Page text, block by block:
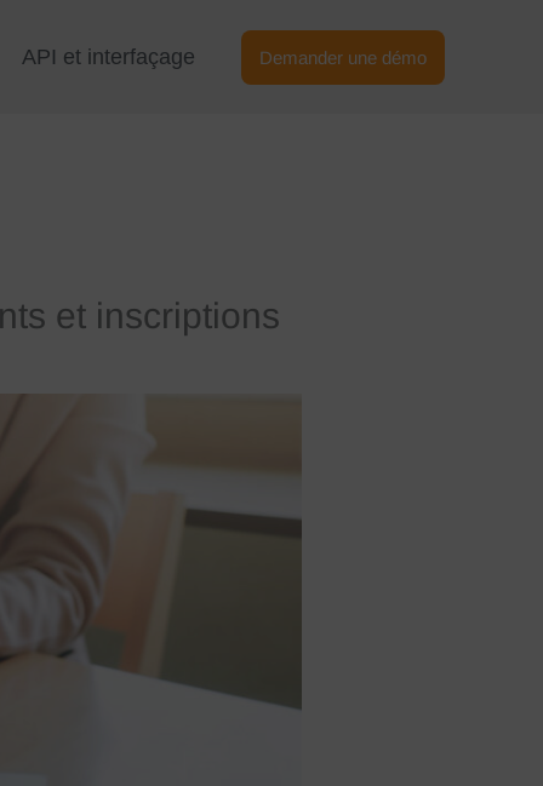
API et interfaçage Demander une démo
et inscriptions